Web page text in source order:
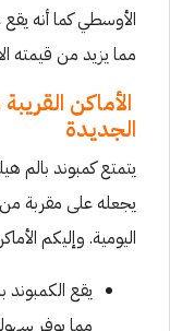
الأوسطي كما أنه
مما يزيد من قيمته
الأماكن
الجديدة
يتمتع كمبوند بالم
يجعله على مقربة
اليومية. وإليكم
يقع